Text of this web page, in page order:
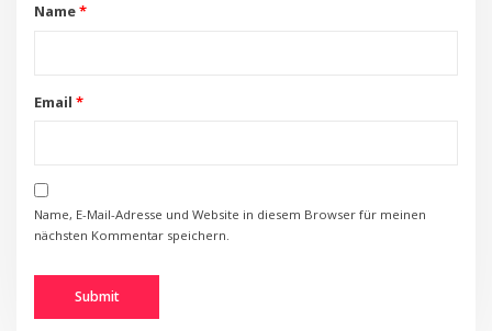
Name*
Email *
Name, E-Mail-Adresse und Website in diesem Browser für meinen
nächsten Kommentar speichern.